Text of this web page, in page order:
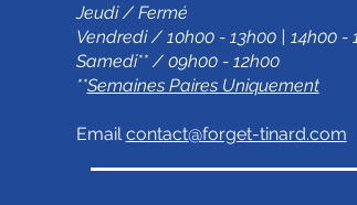
Jeudi / Fermé
Vendredi / 10h00 - 13h00 | 14h00 -
Samedi** / 09h00 - 12h00
**Semaines Paires Uniquement
Emailcontact@forget-tinard.com